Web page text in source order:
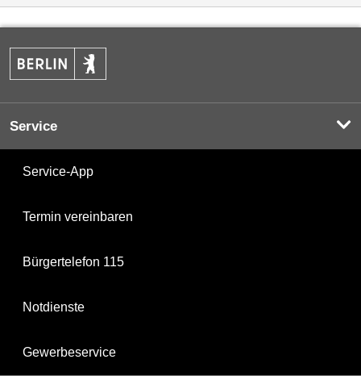
Service
Service-App
Termin vereinbaren
Bürgertelefon 115
Notdienste
Gewerbeservice